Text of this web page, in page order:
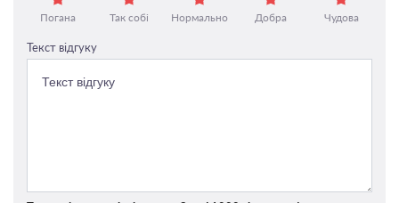
Погана Так собі Нормально Добра Чудова
Текст відгуку